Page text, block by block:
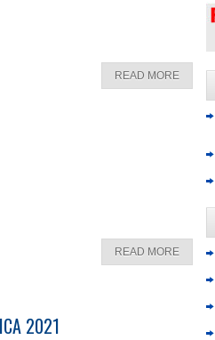
READ MORE
READ MORE
2021